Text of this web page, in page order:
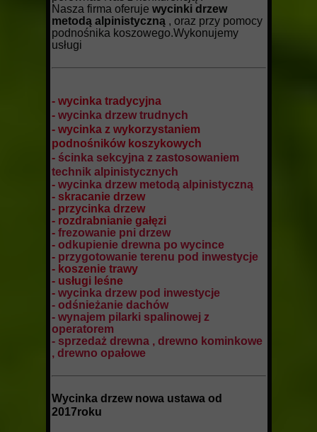
Nasza firma oferuje wycinki drzew
metodą alpinistyczną , oraz przy pomocy
podnośnika koszowego.Wykonujemy
usługi
- wycinka tradycyjna
- wycinka drzew trudnych
- wycinka z wykorzystaniem
podnośników koszykowych
- ścinka sekcyjna z zastosowaniem
technik alpinistycznych
- wycinka drzew metodą alpinistyczną
- skracanie drzew
- przycinka drzew
- rozdrabnianie gałęzi
- frezowanie pni drzew
- odkupienie drewna po wycince
- przygotowanie terenu pod inwestycje
- koszenie trawy
- usługi leśne
- wycinka drzew pod inwestycje
- odśnieżanie dachów
- wynajem pilarki spalinowej z
operatorem
- sprzedaż drewna , drewno kominkowe
, drewno opałowe
Wycinka drzew nowa ustawa od
2017roku